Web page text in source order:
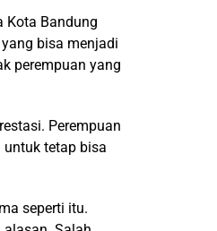
Kota Bandung
bisa menjadi
perempuan yang
Perempuan
tetap bisa
seperti itu.